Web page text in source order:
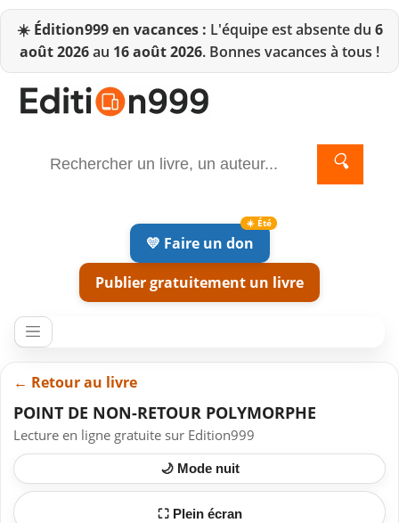
☀️ Édition999 en vacances : L'équipe est absente du 6
août 2026au 16 août 2026. Bonnes vacances à tous !
🔍
💛 Faire un don
Publier gratuitement un livre
← Retour au livre
POINT DE NON-RETOUR POLYMORPHE
Lecture en ligne gratuite sur Edition999
🌙 Mode nuit
⛶ Plein écran